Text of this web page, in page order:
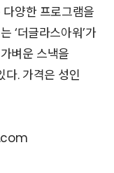
양한 프로그램을
‘더글라스아워’가
벼운 스낵을
다. 가격은 성인